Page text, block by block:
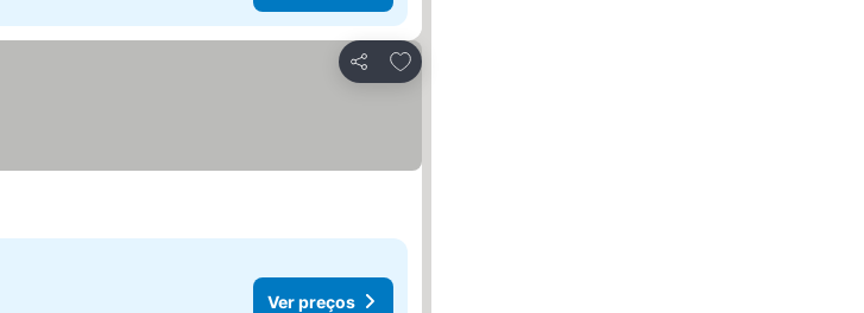
Partilhar
Adicionar aos favoritos
Ver preços